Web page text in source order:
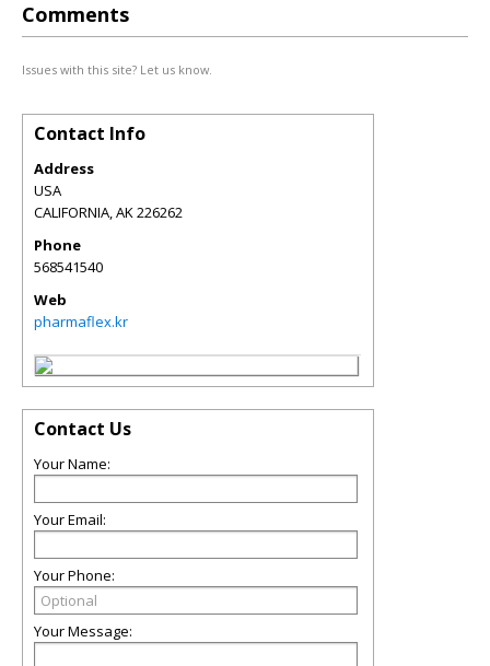
Comments
Issues with this site? Let us know.
Contact Info
Address
USA
CALIFORNIA,AK226262
Phone
568541540
Web
pharmaflex.kr
Contact Us
Your Name:
Your Email:
Your Phone:
Your Message: